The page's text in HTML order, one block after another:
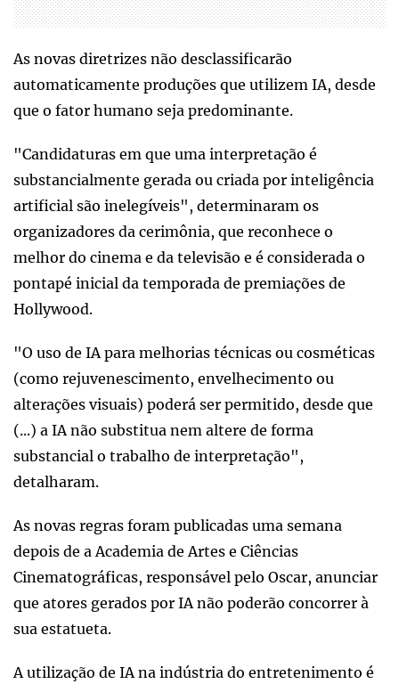
As novas diretrizes não desclassificarão
automaticamente produções que utilizem IA, desde
que o fator humano seja predominante.
"Candidaturas em que uma interpretação é
substancialmente gerada ou criada por inteligência
artificial são inelegíveis", determinaram os
organizadores da cerimônia, que reconhece o
melhor do cinema e da televisão e é considerada o
pontapé inicial da temporada de premiações de
Hollywood.
"O uso de IA para melhorias técnicas ou cosméticas
(como rejuvenescimento, envelhecimento ou
alterações visuais) poderá ser permitido, desde que
(...) a IA não substitua nem altere de forma
substancial o trabalho de interpretação",
detalharam.
As novas regras foram publicadas uma semana
depois de a Academia de Artes e Ciências
Cinematográficas, responsável pelo Oscar, anunciar
que atores gerados por IA não poderão concorrer à
sua estatueta.
A utilização de IA na indústria do entretenimento é